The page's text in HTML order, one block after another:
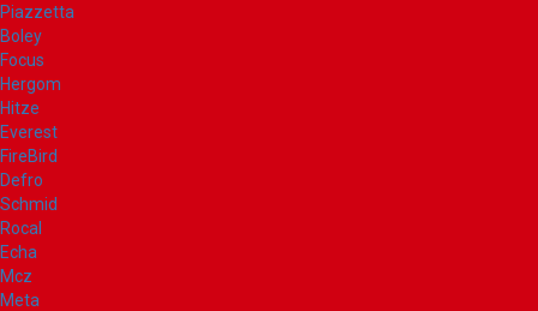
Piazzetta
Boley
Focus
Hergom
Hitze
Everest
FireBird
Defro
Schmid
Rocal
Echa
Mcz
Meta